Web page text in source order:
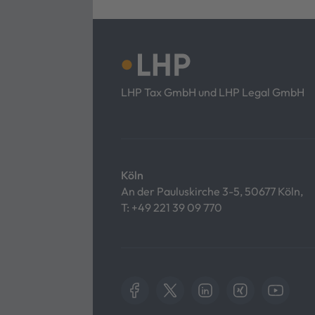
LHP Tax GmbH und LHP Legal GmbH
Köln
An der Pauluskirche 3-5, 50677 Köln,
T: +49 221 39 09 770